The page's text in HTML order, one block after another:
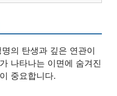
의 탄생과 깊은 연관이
나타나는 이면에 숨겨진
중요합니다.